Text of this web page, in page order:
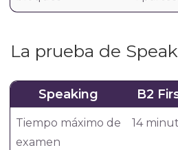
La prueba de
Speaking B2
Tiempo máximo de
examen
14